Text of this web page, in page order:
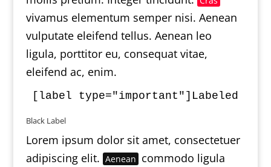
vivamus elementum semper nisi. Aenean
vulputate eleifend tellus. Aenean leo
ligula, porttitor eu, consequat vitae,
eleifend ac, enim.
Black Label
Lorem ipsum dolor sit amet, consectetuer
adipiscing elit. Aenean commodo ligula